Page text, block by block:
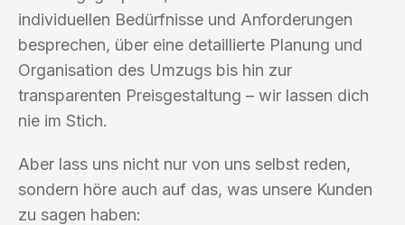
individuellen Bedürfnisse und Anforderungen
besprechen, über eine detaillierte Planung und
Organisation des Umzugs bis hin zur
transparenten Preisgestaltung – wir lassen dich
nie im Stich.
Aber lass uns nicht nur von uns selbst reden,
sondern höre auch auf das, was unsere Kunden
zu sagen haben: